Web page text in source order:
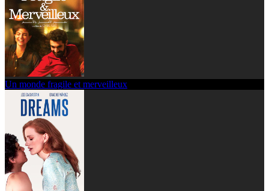
Un monde fragile et merveilleux